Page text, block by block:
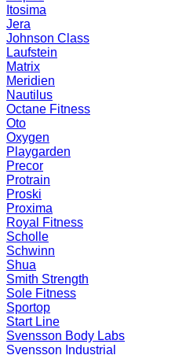
Itosima
Jera
Johnson Class
Laufstein
Matrix
Meridien
Nautilus
Octane Fitness
Oto
Oxygen
Playgarden
Precor
Protrain
Proski
Proxima
Royal Fitness
Scholle
Schwinn
Shua
Smith Strength
Sole Fitness
Sportop
Start Line
Svensson Body Labs
Svensson Industrial